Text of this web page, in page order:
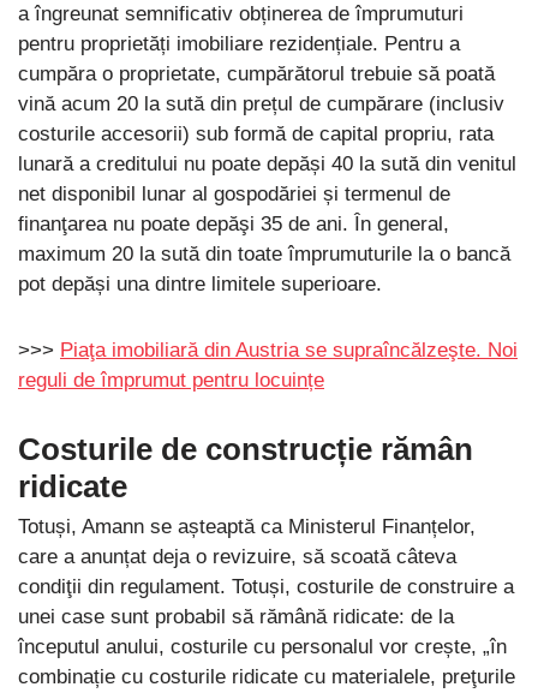
a îngreunat semnificativ obținerea de împrumuturi
pentru proprietăți imobiliare rezidențiale. Pentru a
cumpăra o proprietate, cumpărătorul trebuie să poată
vină acum 20 la sută din prețul de cumpărare (inclusiv
costurile accesorii) sub formă de capital propriu, rata
lunară a creditului nu poate depăși 40 la sută din venitul
net disponibil lunar al gospodăriei și termenul de
finanţarea nu poate depăşi 35 de ani. În general,
maximum 20 la sută din toate împrumuturile la o bancă
pot depăși una dintre limitele superioare.
>>> Piaţa imobiliară din Austria se supraîncălzeşte. Noi
reguli de împrumut pentru locuințe
Costurile de construcție rămân
ridicate
Totuși, Amann se așteaptă ca Ministerul Finanțelor,
care a anunțat deja o revizuire, să scoată câteva
condiţii din regulament. Totuși, costurile de construire a
unei case sunt probabil să rămână ridicate: de la
începutul anului, costurile cu personalul vor crește, „în
combinație cu costurile ridicate cu materialele, preţurile